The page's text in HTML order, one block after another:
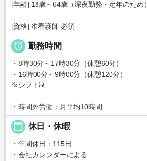
[年齢] 18歳～64歳（深夜勤務・定年のため）
[資格] 准看護師 必須
 勤務時間
・8時30分～17時30分（休憩60分）
・16時00分～9時00分（休憩120分）
※シフト制
・時間外労働：月平均10時間
calendar_today 休日・休暇
・年間休日：115日
・会社カレンダーによる